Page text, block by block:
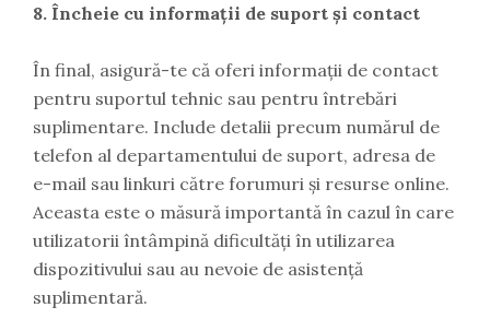
8. Încheie cu informații de suport și contact
În final, asigură-te că oferi informații de contact
pentru suportul tehnic sau pentru întrebări
suplimentare. Include detalii precum numărul de
telefon al departamentului de suport, adresa de
e-mail sau linkuri către forumuri și resurse online.
Aceasta este o măsură importantă în cazul în care
utilizatorii întâmpină dificultăți în utilizarea
dispozitivului sau au nevoie de asistență
suplimentară.